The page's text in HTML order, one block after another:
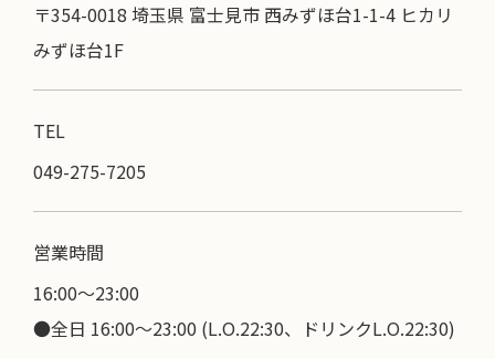
〒354-0018 埼玉県 富士見市 西みずほ台1-1-4 ヒカリ
みずほ台1F
TEL
049-275-7205
営業時間
16:00〜23:00
●全日 16:00～23:00 (L.O.22:30、ドリンクL.O.22:30)